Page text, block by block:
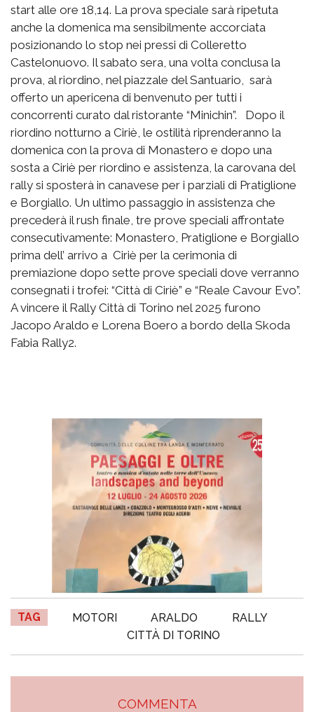
start alle ore 18,14. La prova speciale sarà ripetuta
anche la domenica ma sensibilmente accorciata
posizionando lo stop nei pressi di Colleretto
Castelonuovo. Il sabato sera, una volta conclusa la
prova, al riordino, nel piazzale del Santuario, sarà
offerto un apericena di benvenuto per tutti i
concorrenti curato dal ristorante “Minichin”. Dopo il
riordino notturno a Ciriè, le ostilità riprenderanno la
domenica con la prova di Monastero e dopo una
sosta a Ciriè per riordino e assistenza, la carovana del
rally si sposterà in canavese per i parziali di Pratiglione
e Borgiallo. Un ultimo passaggio in assistenza che
precederà il rush finale, tre prove speciali affrontate
consecutivamente: Monastero, Pratiglione e Borgiallo
prima dell’ arrivo a Ciriè per la cerimonia di
premiazione dopo sette prove speciali dove verranno
consegnati i trofei: “Città di Ciriè” e “Reale Cavour Evo”.
A vincere il Rally Città di Torino nel 2025 furono
Jacopo Araldo e Lorena Boero a bordo della Skoda
Fabia Rally2.
TAG MOTORI ARALDO
RALLY
CITTÀ DI TORINO
COMMENTA